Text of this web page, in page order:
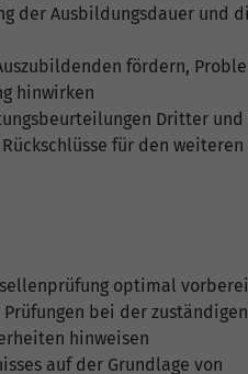
der Ausbildungsdauer und
fördern,
hinwirken
Dritter und
für den
optimal
bei der
hinweisen
auf der Grundlage von